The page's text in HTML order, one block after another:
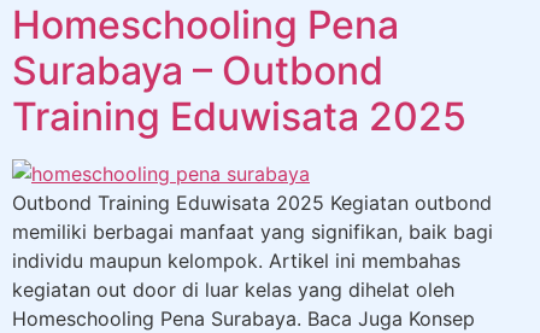
Homeschooling Pena
Surabaya – Outbond
Training Eduwisata 2025
Outbond Training Eduwisata 2025 Kegiatan outbond
memiliki berbagai manfaat yang signifikan, baik bagi
individu maupun kelompok. Artikel ini membahas
kegiatan out door di luar kelas yang dihelat oleh
Homeschooling Pena Surabaya. Baca Juga Konsep